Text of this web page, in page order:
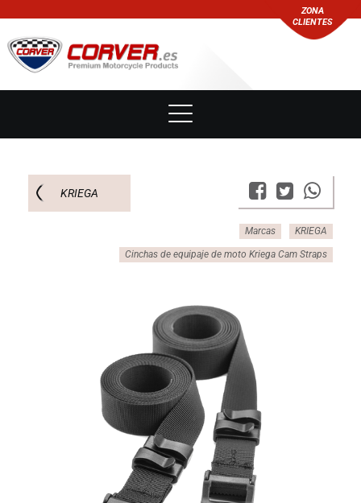
ZONA
CLIENTES
KRIEGA
Marcas KRIEGA
Cinchas de equipaje de moto Kriega Cam Straps